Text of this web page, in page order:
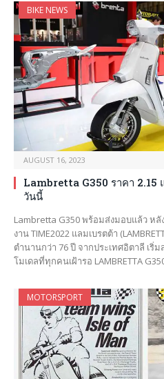
BIKE NEWS
AUGUST 16, 2023
Lambretta G350 ราคา 2.15
วันนี้
Lambretta G350 พร้อมส่งมอบแล้ว ห
งาน TIME2022 แลมเบรตต้า
ตำนานกว่า 76 ปี จากประเทศอิตาลี เริ่
โมเดลที่ทุกคนเฝ้ารอ LAMBRETTA
MOTORSPORT